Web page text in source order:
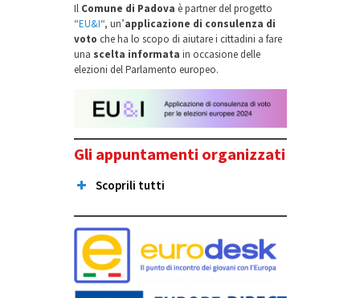
Il Comune di Padova è partner del progetto
“EU&I“, un’applicazione di consulenza di
voto che ha lo scopo di aiutare i cittadini a fare
una scelta informata in occasione delle
elezioni del Parlamento europeo.
Gli appuntamenti organizzati
Scoprili tutti